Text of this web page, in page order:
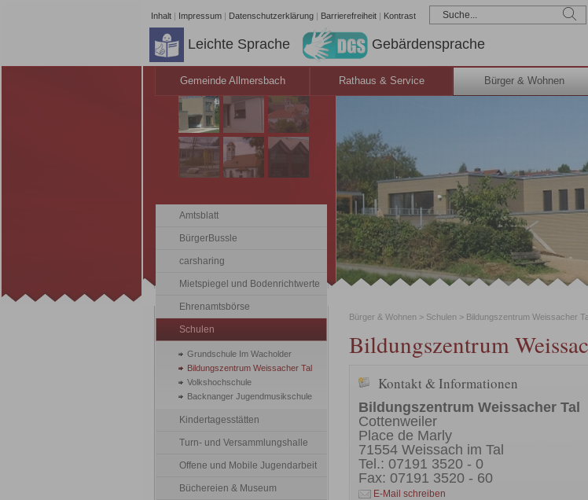
Leichte Sprache Gebärdensprache
Inhalt | Impressum | Datenschutzerklärung | Barrierefreiheit | Kontrast
Gemeinde Allmersbach Rathaus & Service Bürger & Wohnen
Amtsblatt
BürgerBussle
carsharing
Mietspiegel und Bodenrichtwerte
Ehrenamtsbörse
Schulen
Grundschule Im Wacholder
Bildungszentrum Weissacher Tal
Volkshochschule
Backnanger Jugendmusikschule
Kindertagesstätten
Turn- und Versammlungshalle
Offene und Mobile Jugendarbeit
Büchereien & Museum
Bürger & Wohnen > Schulen > Bildungszentrum Weissacher
Bildungszentrum
Kontakt & Informationen
Bildungszentrum Weissacher Tal
Cottenweiler
Place de Marly
71554 Weissach im Tal
Tel.: 07191 3520 - 0
Fax: 07191 3520 - 60
E-Mail schreiben